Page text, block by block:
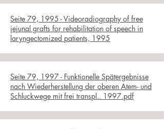
Seite 79, 1995 - Videoradiography of free
jejunal grafts for rehabilitation of speech in
laryngectomized patients, 1995
Seite 79, 1997 - Funktionelle Spätergebnisse
nach Wiederherstellung der oberen Atem- und
Schluckwege mit frei transpl.. 1997.pdf